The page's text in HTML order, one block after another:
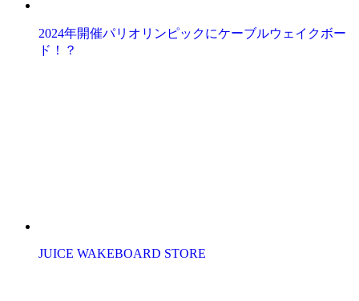
2024年開催パリオリンピックにケーブルウェイクボー
ド！？
JUICE WAKEBOARD STORE